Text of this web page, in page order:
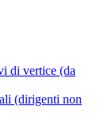
di vertice (da
(dirigenti non